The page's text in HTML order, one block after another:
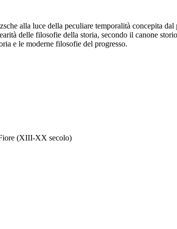
alla luce della peculiare temporalità concepita
delle filosofie della storia, secondo il canone
e le moderne filosofie del progresso.
(XIII-XX secolo)